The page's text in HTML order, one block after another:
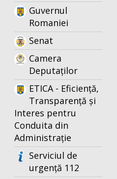
Guvernul
Romaniei
Senat
Camera
Deputaților
ETICA - Eficiență,
Transparență și
Interes pentru
Conduita din
Administrație
Serviciul de
urgență 112